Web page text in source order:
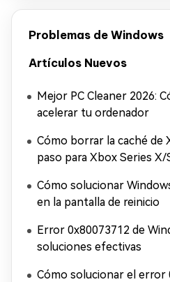
Problemas de Windows
Artículos Nuevos
Mejor PC Cleaner 2026:
acelerar tu ordenador
Cómo borrar la caché de
paso para Xbox Series X/
Cómo solucionar
en la pantalla de reinicio
Error 0x80073712 de
soluciones efectivas
Cómo solucionar el error